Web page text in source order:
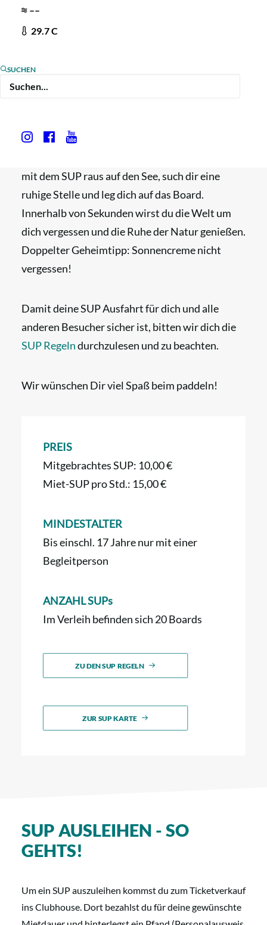
––
29.7C
SUCHEN
Das SUP eignet sich hervorragend dafür den
Natur genießen kannst. Wo genau du fahren
SUP fahren ist die perfekte Mischung aus Sport,
mit dem SUP raus auf den See, such dir eine
ruhige Stelle und leg dich auf das Board.
Innerhalb von Sekunden wirst du die Welt um
dich vergessen und die Ruhe der Natur genießen.
Doppelter Geheimtipp: Sonnencreme nicht
vergessen!
Damit deine SUP Ausfahrt für dich und alle
anderen Besucher sicher ist, bitten wir dich die
SUP Regelndurchzulesen und zu beachten.
Wir wünschen Dir viel Spaß beim paddeln!
PREIS
Mitgebrachtes SUP: 10,00 €
Miet-SUP pro Std.: 15,00 €
MINDESTALTER
Bis einschl. 17 Jahre nur mit einer
Begleitperson
ANZAHL SUPs
Im Verleih befinden sich 20 Boards
ZU DEN SUP REGELN
ZUR SUP KARTE
SUP AUSLEIHEN - SO
GEHTS!
Um ein SUP auszuleihen kommst du zum Ticketverkauf
ins Clubhouse. Dort bezahlst du für deine gewünschte